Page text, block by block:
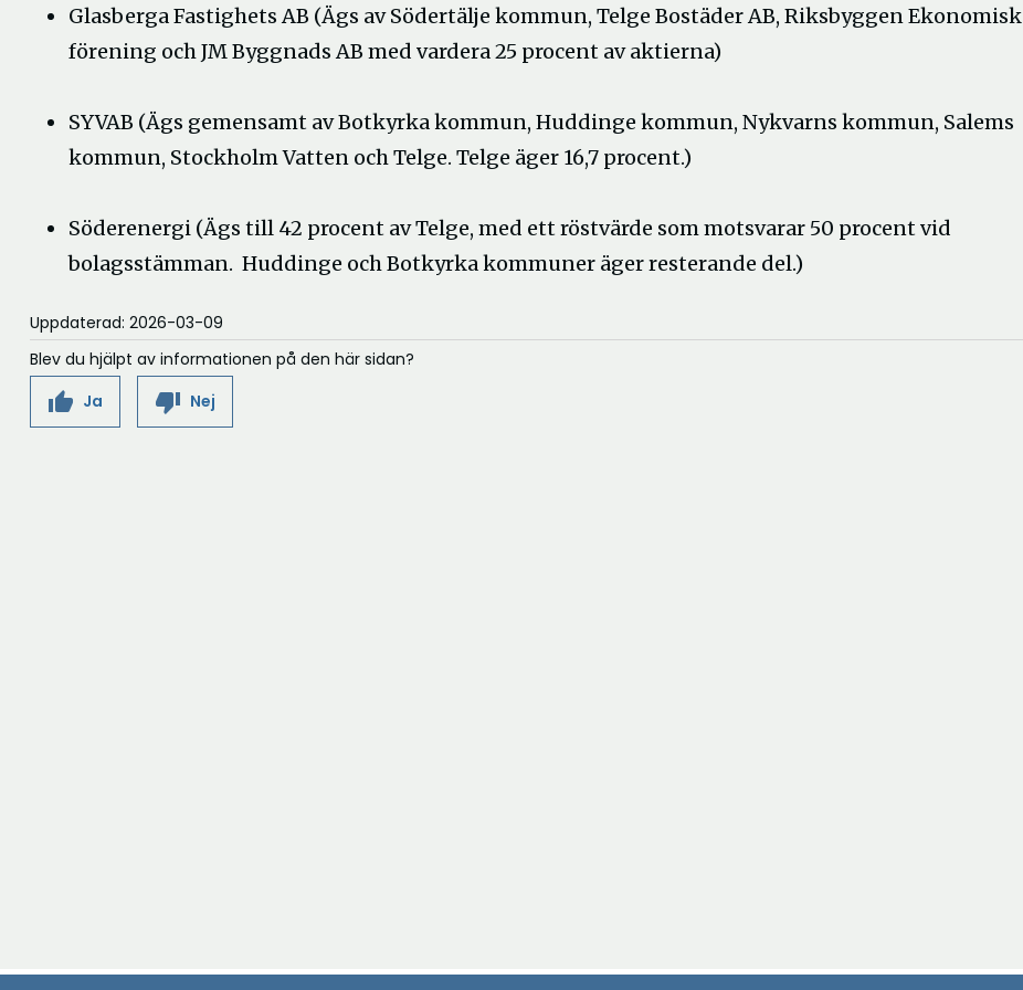
Glasberga Fastighets AB (Ägs av Södertälje kommun, Telge Bostäder AB, Riksbyggen Ekonomisk
förening och JM Byggnads AB med vardera 25 procent av aktierna)
SYVAB (Ägs gemensamt av Botkyrka kommun, Huddinge kommun, Nykvarns kommun, Salems
kommun, Stockholm Vatten och Telge. Telge äger 16,7 procent.)
Söderenergi (Ägs till 42 procent av Telge, med ett röstvärde som motsvarar 50 procent vid
bolagsstämman. Huddinge och Botkyrka kommuner äger resterande del.)
Uppdaterad: 2026-03-09
Blev du hjälpt av informationen på den här sidan?
thumb_up Ja thumb_down Nej